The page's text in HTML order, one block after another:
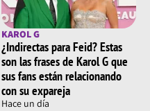
KAROL G
¿Indirectas para Feid? Estas
son las frases de Karol G que
sus fans están relacionando
con su expareja
Hace un día